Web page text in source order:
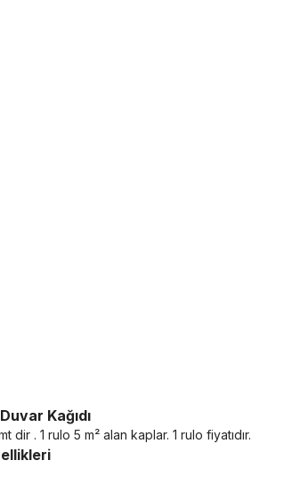
Kağıdı
dir . 1 rulo 5 m² alan kaplar. 1 rulo fiyatıdır.